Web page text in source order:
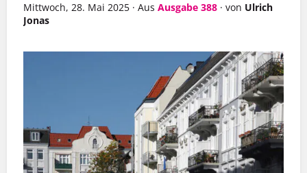
Mittwoch, 28. Mai 2025 · Aus Ausgabe 388 · von Ulrich
Jonas